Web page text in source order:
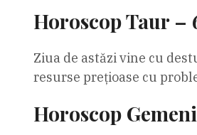
Horoscop Taur –
Ziua de astăzi vine cu
resurse prețioase cu
Horoscop